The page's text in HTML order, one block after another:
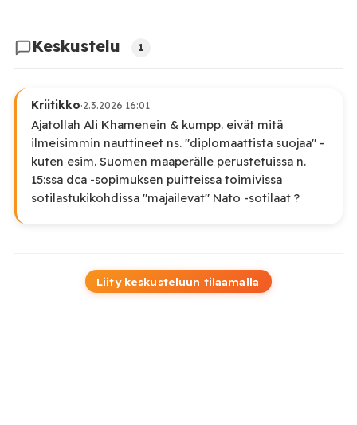
Keskustelu 1
Kriitikko·2.3.2026 16:01
Ajatollah Ali Khamenein & kumpp. eivät mitä
ilmeisimmin nauttineet ns. "diplomaattista suojaa" -
kuten esim. Suomen maaperälle perustetuissa n.
15:ssa dca -sopimuksen puitteissa toimivissa
sotilastukikohdissa "majailevat" Nato -sotilaat ?
Liity keskusteluun tilaamalla